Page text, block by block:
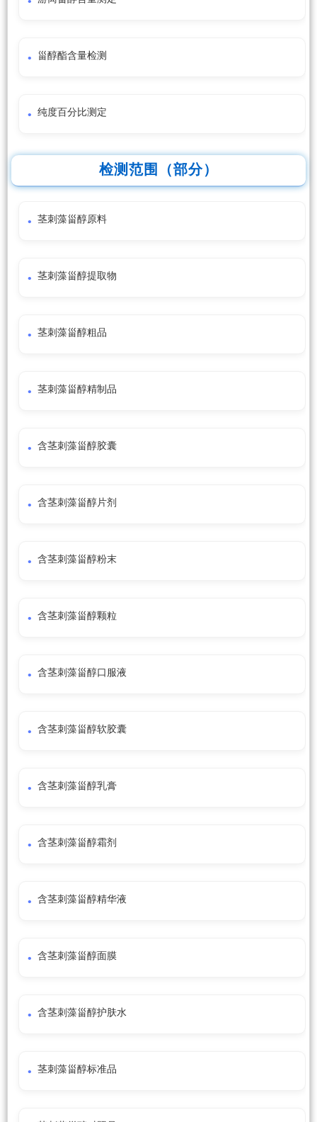
甾醇酯含量检测
纯度百分比测定
检测范围（部分）
茎刺藻甾醇原料
茎刺藻甾醇提取物
茎刺藻甾醇粗品
茎刺藻甾醇精制品
含茎刺藻甾醇胶囊
含茎刺藻甾醇片剂
含茎刺藻甾醇粉末
含茎刺藻甾醇颗粒
含茎刺藻甾醇口服液
含茎刺藻甾醇软胶囊
含茎刺藻甾醇乳膏
含茎刺藻甾醇霜剂
含茎刺藻甾醇精华液
含茎刺藻甾醇面膜
含茎刺藻甾醇护肤水
茎刺藻甾醇标准品